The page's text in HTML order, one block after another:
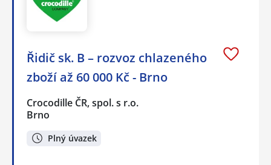
Řidič sk. B – rozvoz chlazeného
zboží až 60 000 Kč - Brno
Crocodille ČR, spol. s r.o.
Brno
Plný úvazek